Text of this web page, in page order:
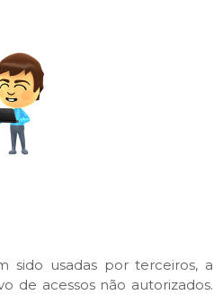
sido usadas por terceiros, a
de acessos não autorizados.